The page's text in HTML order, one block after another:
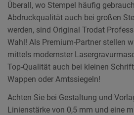
Überall, wo Stempel häufig
Abdruckqualität auch bei großen
werden, sind Original Trodat
Wahl! Als Premium-Partner stellen
mittels modernster
Top-Qualität auch bei kleinen
Wappen oder Amtssiegeln!
Achten Sie bei Gestaltung und
Linienstärke von 0,5 mm und eine